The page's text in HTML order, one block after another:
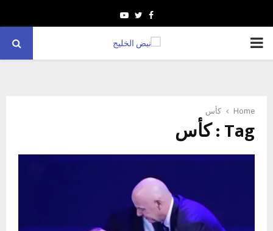
Facebook
Twitter
Youtube
PRIMARY
Home كأس
Tag : كأس